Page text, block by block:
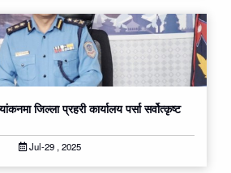
जिल्ला प्रहरी कार्यालय पर्सा सर्वोत्कृष्ट
Jul-29 , 2025